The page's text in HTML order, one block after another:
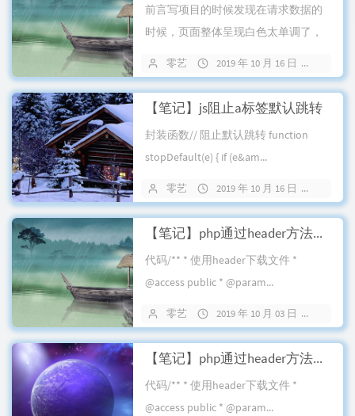
前言写项目的时候发现在请求数据的
时候，页面整体呈现白色太单调了，
的内置函...
零艺 2019 年 10 月 16 日
【笔记】js阻止a标签默认跳转
封装函数// 阻止默认跳转 function
stopDefault(e) { if (e&am...
零艺 2019 年 10 月 16 日
【笔记】php通过header方法下载文件
代码/** * 使用header下载文件 *
@access public * @param...
零艺 2019 年 10 月 03 日
【笔记】php通过header方法下载文件
代码/** * 使用header下载文件 *
@access public * @param...